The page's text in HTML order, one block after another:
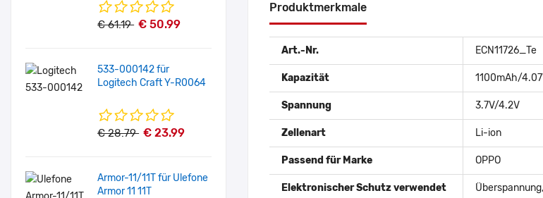
€ 61.19 € 50.99
533-000142 für
Logitech Craft Y-R0064
€ 28.79 € 23.99
Armor-11/11T für Ulefone
Armor 11 11T
Produktmerkmale
Art.-Nr. ECN11726_Te
Kapazität 1100mAh/
Spannung 3.7V/4.2V
Zellenart Li-ion
Passend für Marke OPPO
Elektronischer Schutz verwendet